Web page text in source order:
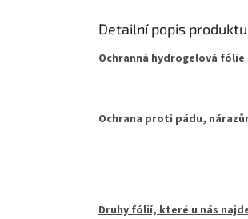
Detailní popis produktu
Ochranná hydrogelová fólie
Ochrana proti pádu,
Druhy fólií, které u nás